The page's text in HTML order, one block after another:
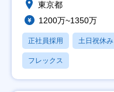
東京都
1200万~1350万
正社員採用 土日祝休み
フレックス